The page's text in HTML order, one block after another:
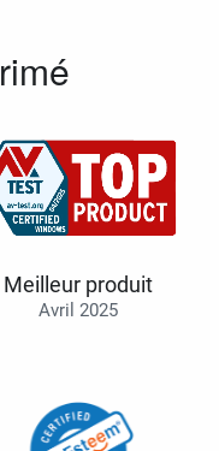
Meilleur produit
Avril 2025